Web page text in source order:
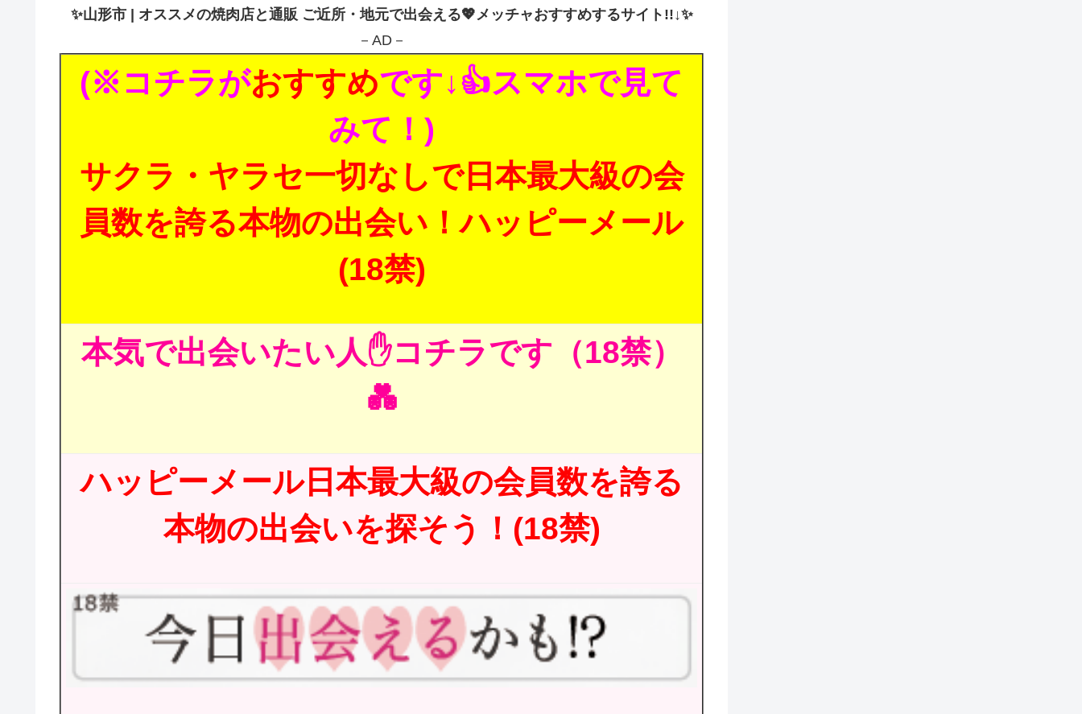
✨山形市 | オススメの焼肉店と通販 ご近所・地元で出会える💖メッチャおすすめするサイト!!↓✨
－AD－
(※コチラがおすすめです↓👍スマホで見て
みて！)
サクラ・ヤラセ一切なしで日本最大級の会
員数を誇る本物の出会い！ハッピーメール
(18禁)
本気で出会いたい人✋コチラです（18禁）
💑
ハッピーメール日本最大級の会員数を誇る
本物の出会いを探そう！(18禁)